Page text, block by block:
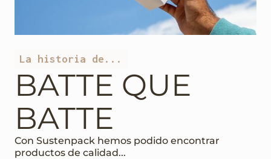
La historia de...
BATTE QUE
BATTE
Con Sustenpack hemos podido encontrar
productos de calidad...